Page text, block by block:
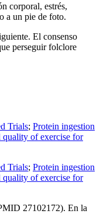
corporal, estrés,
a un pie de foto.
El consenso
perseguir folclore
Trials; Protein ingestion
of exercise for
Trials; Protein ingestion
of exercise for
27102172). En la